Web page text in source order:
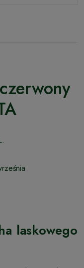
laskowego